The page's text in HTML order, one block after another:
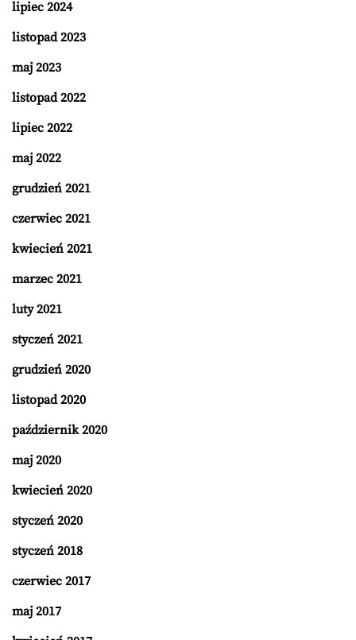
lipiec 2024
listopad 2023
maj 2023
listopad 2022
lipiec 2022
maj 2022
grudzień 2021
czerwiec 2021
kwiecień 2021
marzec 2021
luty 2021
styczeń 2021
grudzień 2020
listopad 2020
październik 2020
maj 2020
kwiecień 2020
styczeń 2020
styczeń 2018
czerwiec 2017
maj 2017